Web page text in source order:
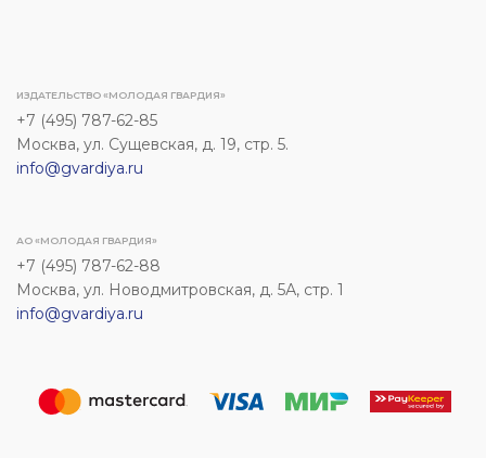
ИЗДАТЕЛЬСТВО «МОЛОДАЯ ГВАРДИЯ»
+7 (495) 787-62-85
Москва, ул. Сущевская, д. 19, стр. 5.
info@gvardiya.ru
АО «МОЛОДАЯ ГВАРДИЯ»
+7 (495) 787-62-88
Москва, ул. Новодмитровская, д. 5А, стр. 1
info@gvardiya.ru